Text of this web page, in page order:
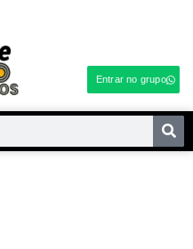
Entrar no grupo